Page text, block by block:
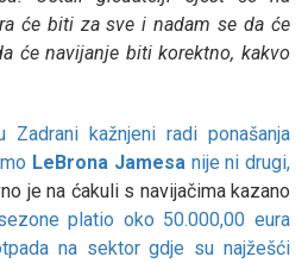
će biti za sve i nadam se da će
će navijanje biti korektno, kakvo
kažnjeni radi ponašanja
LeBrona Jamesanije ni drugi,
je na ćakuli s navijačima kazano
platio oko 50.000,00 eura
na sektor gdje su najžešći